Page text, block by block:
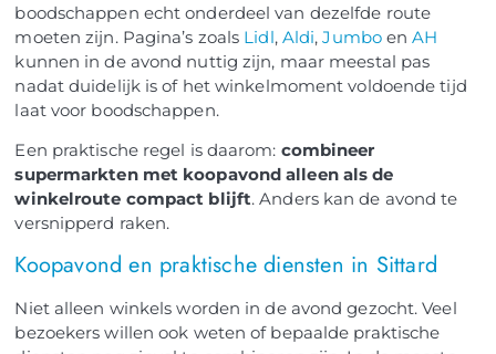
boodschappen echt onderdeel van dezelfde route
moeten zijn. Pagina’s zoals Lidl, Aldi,JumboenAH
kunnen in de avond nuttig zijn, maar meestal pas
nadat duidelijk is of het winkelmoment voldoende tijd
laat voor boodschappen.
Een praktische regel is daarom: combineer
supermarkten met koopavond alleen als de
winkelroute compact blijft. Anders kan de avond te
versnipperd raken.
Koopavond en praktische diensten in Sittard
Niet alleen winkels worden in de avond gezocht. Veel
bezoekers willen ook weten of bepaalde praktische